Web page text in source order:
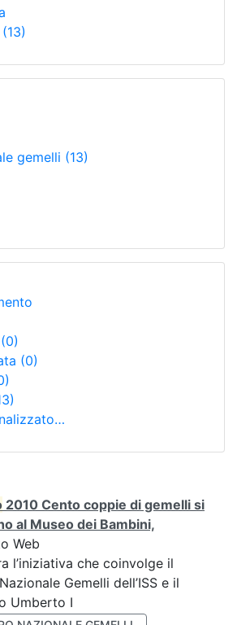
(13)
gemelli (13)
(0)
(0)
2010 Cento coppie di gemelli si
al Museo dei Bambini,
Web
l’iniziativa che coinvolge il
Gemelli dell’ISS e il
Umberto I